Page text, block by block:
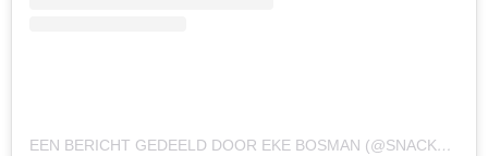
EEN BERICHT GEDEELD DOOR EKE BOSMAN (@SNACKSPERT)